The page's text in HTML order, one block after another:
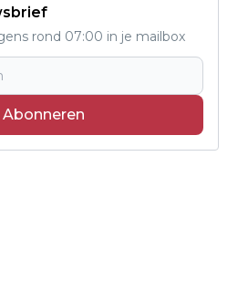
rond 07:00 in je mailbox
Abonneren